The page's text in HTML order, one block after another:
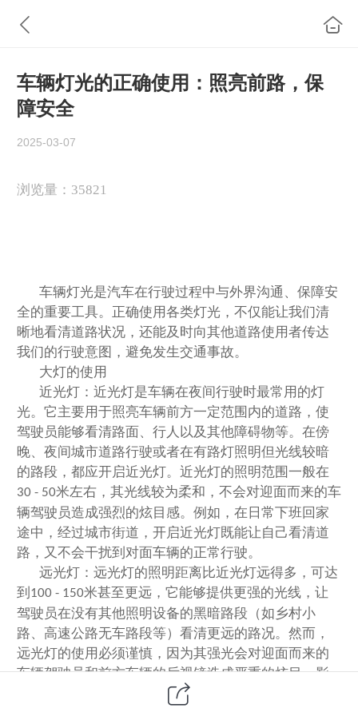
车辆灯光的正确使用：照亮前路，保
障安全
2025-03-07
浏览量： 35821
车辆灯光是汽车在行驶过程中与外界沟通、保障安
全的重要工具。正确使用各类灯光，不仅能让我们清
晰地看清道路状况，还能及时向其他道路使用者传达
我们的行驶意图，避免发生交通事故。
大灯的使用
近光灯：近光灯是车辆在夜间行驶时最常用的灯
光。它主要用于照亮车辆前方一定范围内的道路，使
驾驶员能够看清路面、行人以及其他障碍物等。在傍
晚、夜间城市道路行驶或者在有路灯照明但光线较暗
的路段，都应开启近光灯。近光灯的照明范围一般在
30 - 50米左右，其光线较为柔和，不会对迎面而来的车
辆驾驶员造成强烈的炫目感。例如，在日常下班回家
途中，经过城市街道，开启近光灯既能让自己看清道
路，又不会干扰到对面车辆的正常行驶。
远光灯：远光灯的照明距离比近光灯远得多，可达
到 100 - 150米甚至更远，它能够提供更强的光线，让
驾驶员在没有其他照明设备的黑暗路段（如乡村小
路、高速公路无车路段等）看清更远的路况。然而，
远光灯的使用必须谨慎，因为其强光会对迎面而来的
车辆驾驶员和前方车辆的后视镜造成严重的炫目，影
响他们的视线，增加事故发生的风险。所以，只有在